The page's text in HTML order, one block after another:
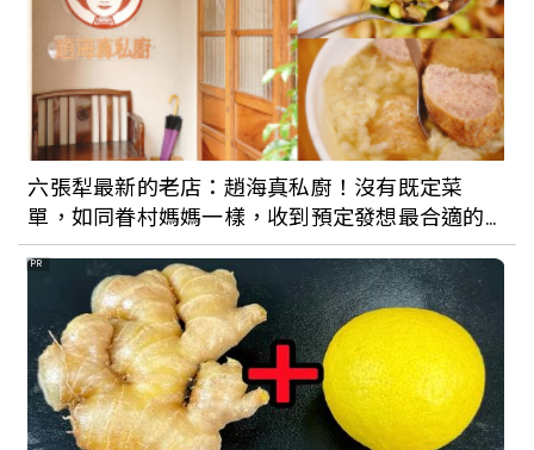
六張犁最新的老店：趙海真私廚！沒有既定菜
單，如同眷村媽媽一樣，收到預定發想最合適的
眷村菜
PR